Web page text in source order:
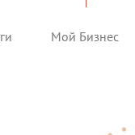
Мой Бизнес